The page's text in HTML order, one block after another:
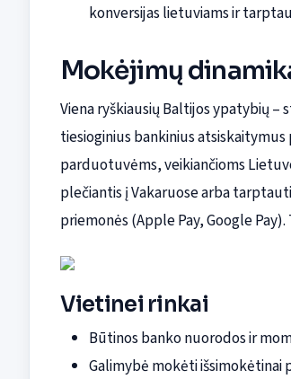
konversijas lietuviams ir
Mokėjimų
Viena ryškiausių Baltijos ypatybių
tiesioginius bankinius
parduotuvėms, veikiančioms
plečiantis į Vakaruose arba
priemonės (Apple Pay, Google
Vietinei rinkai
Būtinos banko nuorodos ir
Galimybė mokėti išsimokėtinai